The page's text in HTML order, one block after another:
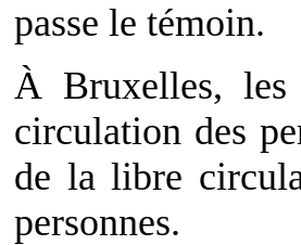
passe le témoin.
À Bruxelles, les
circulation des
de la libre
personnes.